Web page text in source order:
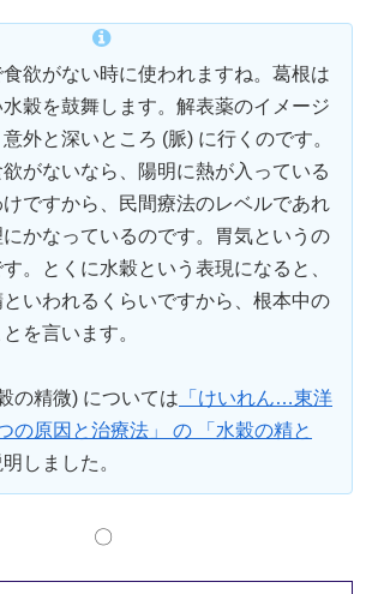
食欲がない時に使われますね。葛根は
穀を鼓舞します。解表薬のイメージ
外と深いところ (脈) に行くのです。
がないなら、陽明に熱が入っている
ですから、民間療法のレベルであれ
かなっているのです。胃気というの
。とくに水穀という表現になると、
いわれるくらいですから、根本中の
を言います。
の精微) については 「けいれん…東洋
の原因と治療法」 の 「水穀の精と
しました。
〇